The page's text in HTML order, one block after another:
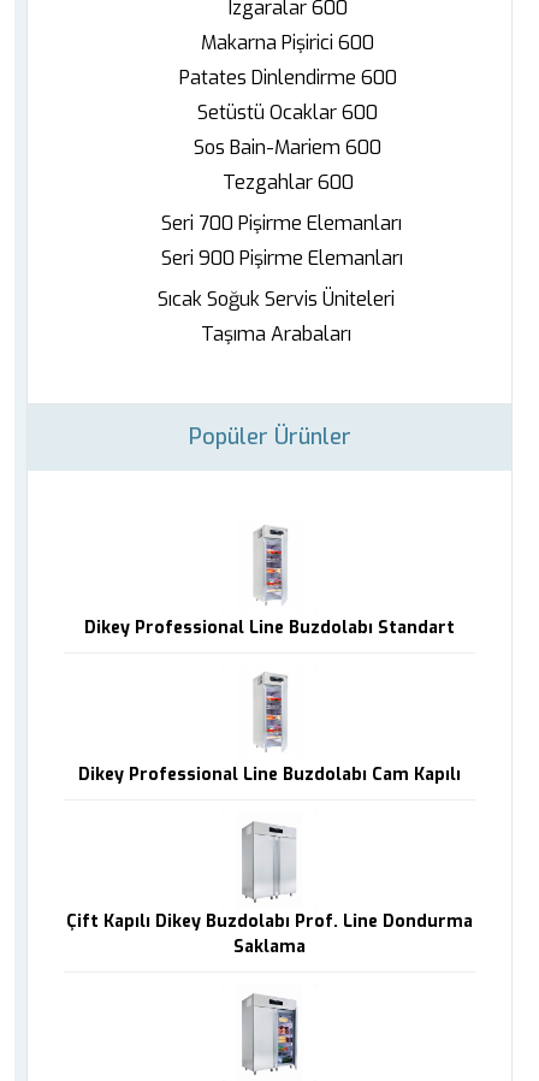
Izgaralar 600
Makarna Pişirici 600
Patates Dinlendirme 600
Setüstü Ocaklar 600
Sos Bain-Mariem 600
Tezgahlar 600
Seri 700 Pişirme Elemanları
Seri 900 Pişirme Elemanları
Sıcak Soğuk Servis Üniteleri
Taşıma Arabaları
Popüler Ürünler
Dikey Professional Line Buzdolabı Standart
Dikey Professional Line Buzdolabı Cam Kapılı
Çift Kapılı Dikey Buzdolabı Prof. Line Dondurma
Saklama